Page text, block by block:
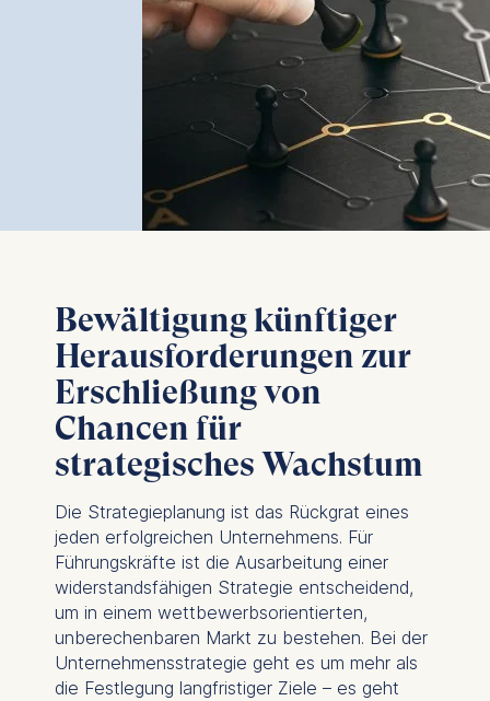
Bewältigung künftiger
Herausforderungen zur
Erschließung von
Chancen für
strategisches Wachstum
Die Strategieplanung ist das Rückgrat eines
jeden erfolgreichen Unternehmens. Für
Führungskräfte ist die Ausarbeitung einer
widerstandsfähigen Strategie entscheidend,
um in einem wettbewerbsorientierten,
unberechenbaren Markt zu bestehen. Bei der
Unternehmensstrategie geht es um mehr als
die Festlegung langfristiger Ziele – es geht